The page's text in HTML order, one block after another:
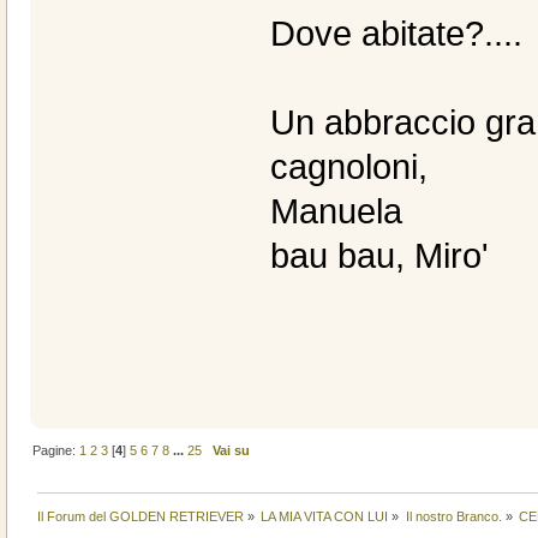
Dove abitate?....
Un abbraccio
cagnoloni,
Manuela
bau bau, Miro'
Pagine: 1 2 3 [4]5 6 7 8 ...25 Vai su
Il Forum del GOLDEN RETRIEVER » LA MIA VITA CON LUI » Il nostro Branco. »